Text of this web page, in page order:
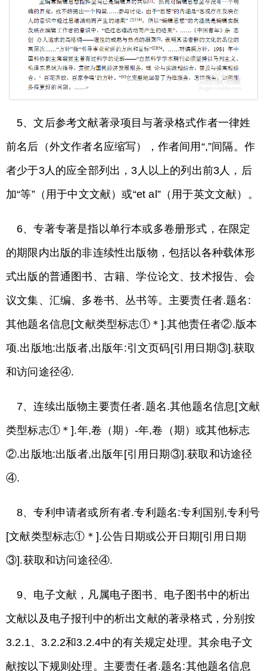
5、文后参考文献著录项目与著录格式作者一律姓
前名后（外文作者名应缩写），作者间用“,”间隔。作
者少于3人的应全部列出，3人以上的列出前3人，后
加“等”（用于中文文献）或“et al”（用于英文文献）。
6、专著专著是指以单行本或多卷册形式，在限定
的期限内出版的非连续性出版物，包括以各种载体形
式出版的普通图书、古籍、学位论文、技术报告、会
议文集、汇编、多卷书、丛书等。主要责任者.题名:
其他题名信息[文献类型标志①＊].其他责任者②.版本
项.出版地:出版者,出版年:引文页码[引用日期③].获取
和访问途径④.
7、连续出版物主要责任者.题名.其他题名信息[文献
类型标志①＊].年,卷（期）-年,卷（期）或其他标志
②.出版地:出版者,出版年[引用日期③].获取和访途径
④.
8、专利申请者或所有者.专利题名:专利国别,专利号
[文献类型标志①＊].公告日期或公开日期[引用日期
③].获取和访问途径④.
9、电子文献，凡属电子图书、电子图书中的析出
文献以及电子报刊中的析出文献的著录格式，分别按
3.2.1、3.2.2和3.2.4中的有关规定处理。其余电子文
献按以下规则处理。主要责任者.题名:其他题名信息